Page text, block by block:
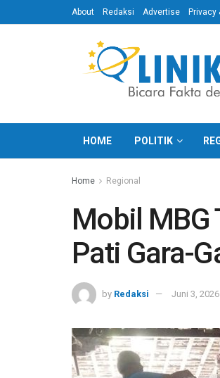
About Redaksi Advertise Privacy
HOME POLITIK
Home Regional
Mobil MBG
Pati Gara-
by Redaksi Juni 3, 2026